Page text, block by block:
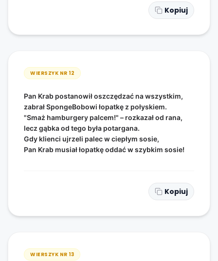
Kopiuj
WIERSZYK NR 12
Pan Krab postanowił oszczędzać na wszystkim,
zabrał SpongeBobowi łopatkę z połyskiem.
"Smaż hamburgery palcem!" – rozkazał od rana,
lecz gąbka od tego była potargana.
Gdy klienci ujrzeli palec w ciepłym sosie,
Pan Krab musiał łopatkę oddać w szybkim sosie!
Kopiuj
WIERSZYK NR 13